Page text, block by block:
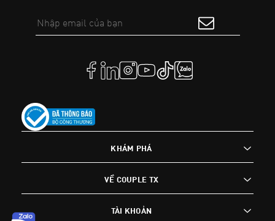
KHÁM PHÁ
VỀ COUPLE TX
TÀI KHOẢN